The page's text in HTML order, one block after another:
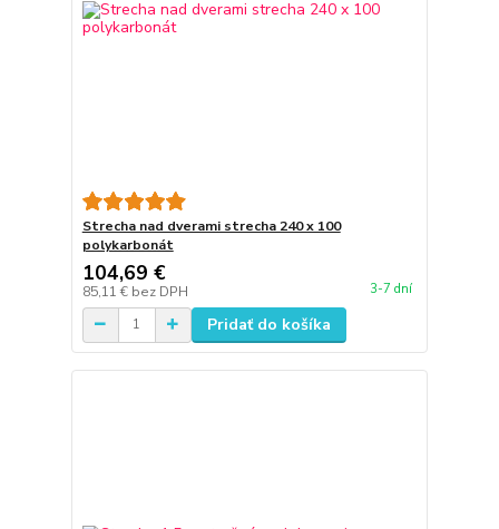
Strecha nad dverami strecha 240 x 100
polykarbonát
104,69 €
85,11 € bez DPH 3-7 dní
Pridať do košíka